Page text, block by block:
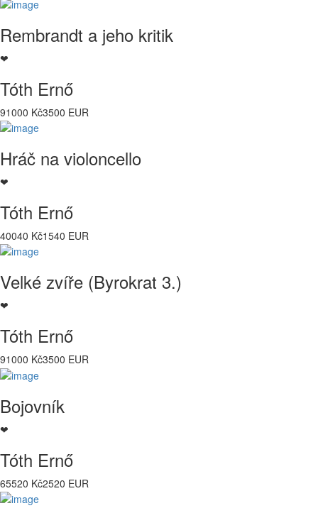
Rembrandt a jeho kritik
❤
Tóth Ernő
91000 Kč3500 EUR
Hráč na violoncello
❤
Tóth Ernő
40040 Kč1540 EUR
Velké zvíře (Byrokrat 3.)
❤
Tóth Ernő
91000 Kč3500 EUR
Bojovník
❤
Tóth Ernő
65520 Kč2520 EUR